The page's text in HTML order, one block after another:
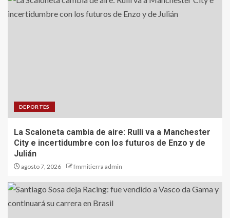
DEPORTES
La Scaloneta cambia de aire: Rulli va a Manchester
City e incertidumbre con los futuros de Enzo y de
Julián
agosto 7, 2026 fmmitierra admin